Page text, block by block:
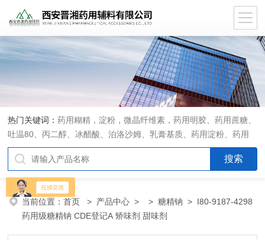
热门关键词：药用糊精，淀粉，微晶纤维素，药用明胶、药用蔗糖、
吐温80、丙二醇、冰醋酸、泊洛沙姆、乳膏基质、药用淀粉、药用
糊精、硬脂酸镁、聚丙烯酸树脂系列、羧甲基淀粉钠、羧甲基纤维素
钠、可溶性淀粉、甘露醇、羟丙纤维素、羟丙基甲基纤维素、乳糖、
交联聚维酮、交联羧甲基纤维素钠、聚乙二醇（PEG）系列、二氧化
硅、聚乙烯吡咯烷酮、十八醇、十六醇、预交化淀粉、微晶纤维素、
甲基纤维素、乙基纤维素，三氯蔗糖，麝香草酚，药用蜂蜜，
当前位置：首页 > 产品中心 > >糖精钠 > I80-9187-4298
药用级糖精钠 CDE登记A 矫味剂 甜味剂